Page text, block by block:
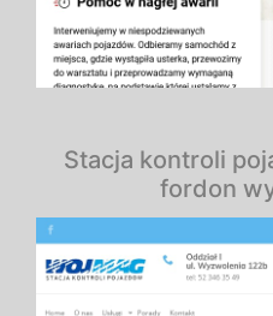
Stacja kontroli
fordon